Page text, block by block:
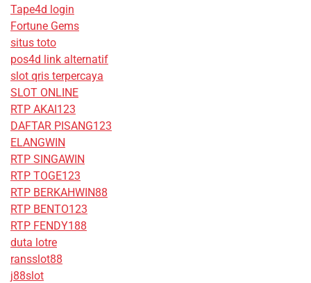
Tape4d login
Fortune Gems
situs toto
pos4d link alternatif
slot qris terpercaya
SLOT ONLINE
RTP AKAI123
DAFTAR PISANG123
ELANGWIN
RTP SINGAWIN
RTP TOGE123
RTP BERKAHWIN88
RTP BENTO123
RTP FENDY188
duta lotre
ransslot88
j88slot